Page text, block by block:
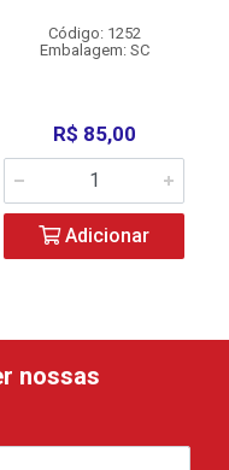
Código: 1252
Embalagem: SC
R$ 85,00
Adicionar
nossas